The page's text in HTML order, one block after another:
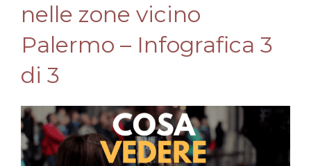
nelle zone vicino
Palermo – Infografica 3
di 3